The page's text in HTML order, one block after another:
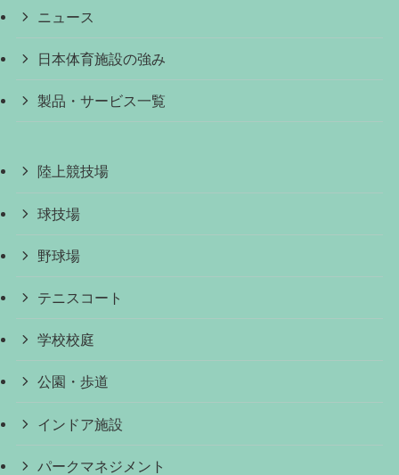
ニュース
日本体育施設の強み
製品・サービス一覧
陸上競技場
球技場
野球場
テニスコート
学校校庭
公園・歩道
インドア施設
パークマネジメント